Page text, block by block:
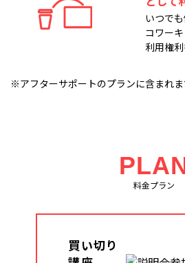
いつで
コワー
利用権
※アフターサポートのプランに含まれま
料金プラン
買い切り